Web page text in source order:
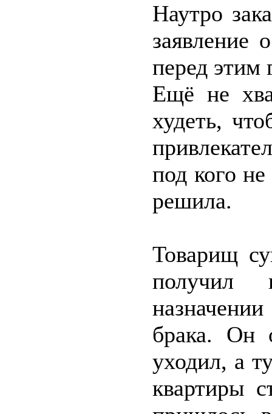
Наутро
заявление
перед этим
Ещё не
худеть,
под кого не
решила.
Товарищ
получил
брака. Он
уходил, а
квартиры